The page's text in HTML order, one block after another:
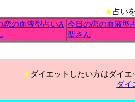
★占い
恋の血液型占いA 今日の恋の血液型
型さん
★ダイエットしたい方はダイ
ダイ